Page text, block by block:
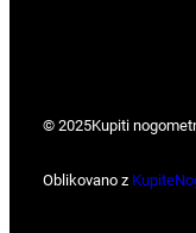
© 2025Kupiti
Oblikovano z